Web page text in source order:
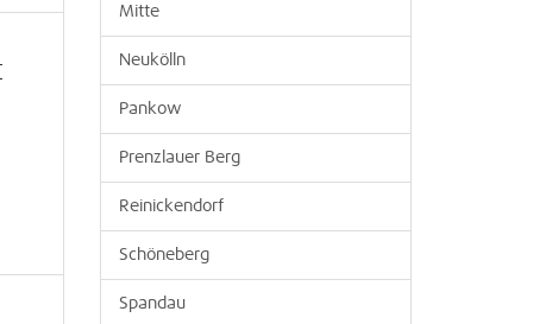
Mitte
Neukölln
Pankow
Prenzlauer Berg
Reinickendorf
Schöneberg
Spandau